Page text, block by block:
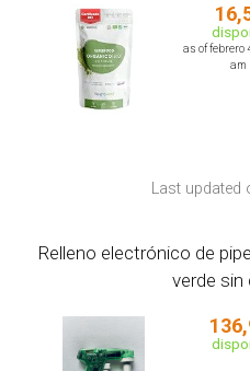
as of febrero
am
Last updated
Relleno electrónico de
verde sin